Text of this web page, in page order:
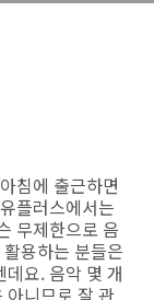
침에 출근하면
플러스에서는
무제한으로 음
용하는 분들은
요. 음악 몇 개
아니므로 잘 관